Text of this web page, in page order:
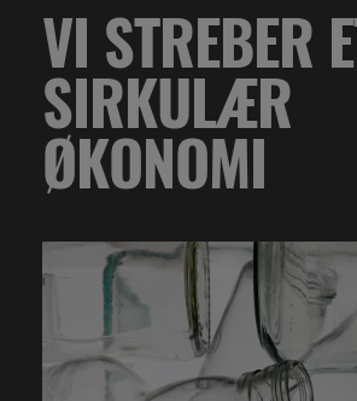
VI STREBER
SIRKULÆR
ØKONOMI